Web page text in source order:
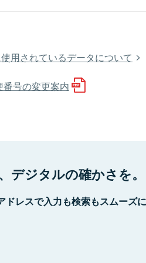
用されているデータについて
号の変更案内
デジタルの確かさを。
ドレスで入力も検索もスムーズ